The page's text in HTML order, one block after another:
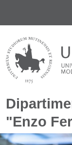
"Enzo
Immagine